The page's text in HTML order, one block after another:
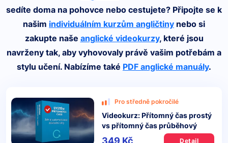
sedíte doma na pohovce nebo cestujete? Připojte se k
našim individuálním kurzům angličtiny nebo si
zakupte naše anglické videokurzy, které jsou
navrženy tak, aby vyhovovaly právě vašim potřebám a
stylu učení. Nabízíme také PDF anglické manuály.
Pro středně pokročilé
Videokurz: Přítomný čas prostý
vs přítomný čas průběhový
349 Kč Detail